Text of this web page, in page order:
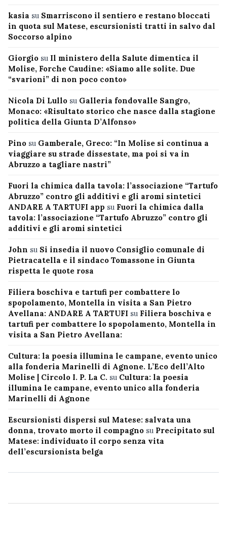
kasia su Smarriscono il sentiero e restano bloccati
in quota sul Matese, escursionisti tratti in salvo dal
Soccorso alpino
Giorgio su Il ministero della Salute dimentica il
Molise, Forche Caudine: «Siamo alle solite. Due
“svarioni” di non poco conto»
Nicola Di Lullo su Galleria fondovalle Sangro,
Monaco: «Risultato storico che nasce dalla stagione
politica della Giunta D’Alfonso»
Pino su Gamberale, Greco: “In Molise si continua a
viaggiare su strade dissestate, ma poi si va in
Abruzzo a tagliare nastri”
Fuori la chimica dalla tavola: l’associazione “Tartufo
Abruzzo” contro gli additivi e gli aromi sintetici
ANDARE A TARTUFI app su Fuori la chimica dalla
tavola: l’associazione “Tartufo Abruzzo” contro gli
additivi e gli aromi sintetici
John su Si insedia il nuovo Consiglio comunale di
Pietracatella e il sindaco Tomassone in Giunta
rispetta le quote rosa
Filiera boschiva e tartufi per combattere lo
spopolamento, Montella in visita a San Pietro
Avellana: ANDARE A TARTUFI su Filiera boschiva e
tartufi per combattere lo spopolamento, Montella in
visita a San Pietro Avellana:
Cultura: la poesia illumina le campane, evento unico
alla fonderia Marinelli di Agnone. L’Eco dell’Alto
Molise | Circolo I. P. La C. su Cultura: la poesia
illumina le campane, evento unico alla fonderia
Marinelli di Agnone
Escursionisti dispersi sul Matese: salvata una
donna, trovato morto il compagno su Precipitato sul
Matese: individuato il corpo senza vita
dell’escursionista belga